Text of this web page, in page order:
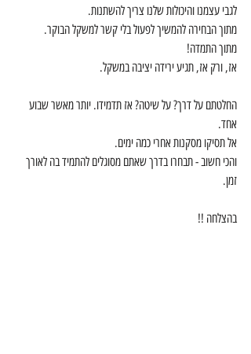
לגבי עצמנו והיכולות שלנו צריך להשתנות.
מתוך הבחירה להמשיך לפעול בלי קשר למשקל הבוקר.
מתוך התמדה!
אז, ורק אז, תגיע ירידה יציבה במשקל.
החלטתם על דרך? על שיטה? אז תדמידו. יותר מאשר שבוע
אחד.
אל תסיקו מסקנות אחרי כמה ימים.
והכי חשוב - תבחרו בדרך שאתם מסוגלים להתמיד בה לאורך
זמן.
בהצלחה !!